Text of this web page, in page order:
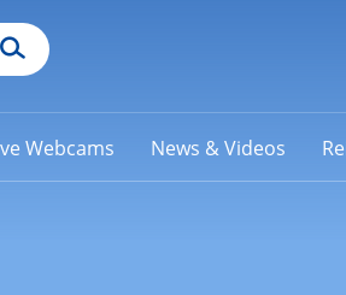
Webcams News & Videos